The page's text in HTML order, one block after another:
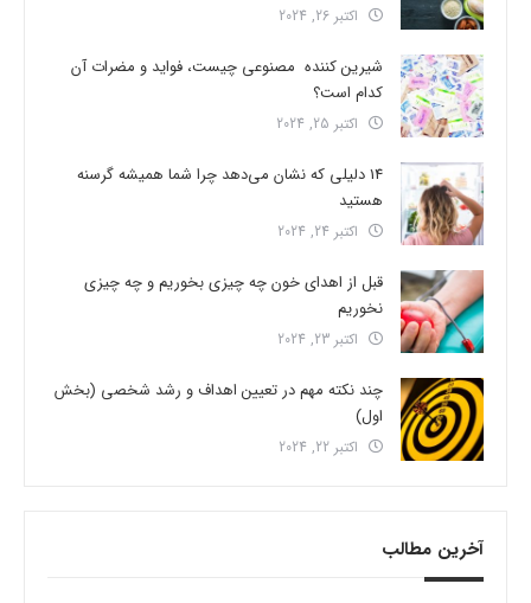
اکتبر 26, 2024
شیرین کننده مصنوعی چیست، فواید و مضرات آن
کدام است؟
اکتبر 25, 2024
14 دلیلی که نشان می‌دهد چرا شما همیشه گرسنه
هستید
اکتبر 24, 2024
قبل از اهدای خون چه چیزی بخوریم و چه چیزی
نخوریم
اکتبر 23, 2024
چند نکته مهم در تعیین اهداف و رشد شخصی (بخش
اول)
اکتبر 22, 2024
آخرین مطالب